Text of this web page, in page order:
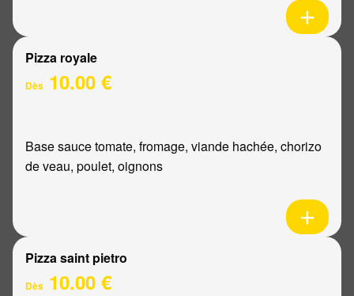
Pizza royale
Dès 10.00 €
Base sauce tomate, fromage, viande hachée, chorizo
de veau, poulet, oignons
Pizza saint pietro
Dès 10.00 €